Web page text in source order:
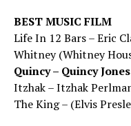
BEST MUSIC FILM
Life In 12 Bars – Eric
Whitney (Whitney
Quincy – Quincy
Itzhak – Itzhak
The King – (Elvis